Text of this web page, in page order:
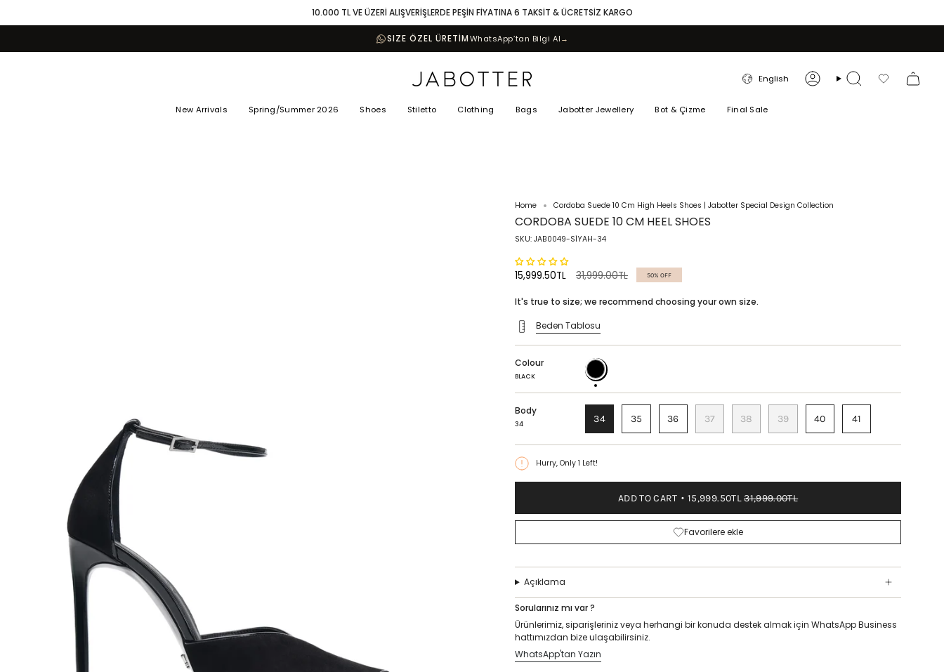
10.000 TL VE ÜZERİ ALIŞVERİŞLERDE PEŞİN FİYATINA 6 TAKSİT & ÜCRETSİZ KARGO
SIZE ÖZEL ÜRETİMWhatsApp’tan Bilgi Al→
LANGUAGE
English AccountSearch Favorilerim
New Arrivals Spring/Summer 2026 Shoes Stiletto Clothing Bags Jabotter Jewellery Bot & Çizme Final Sale
Home Cordoba Suede 10 Cm High Heels Shoes | Jabotter Special Design Collection
CORDOBA SUEDE 10 CM HEEL SHOES
SKU: JAB0049-SİYAH-34
15,999.50TL
Regular
31,999.00TL 50% OFF
It's true to size; we recommend choosing your own size.
Beden Tablosu
Colour
BLACK
BLACK
Body
34 34 35 36 37 38 39 40 41
Hurry, Only 1 Left!
ADD TO CART 15,999.50TL31,999.00TL
Favorilere ekle
Açıklama
Sorularınız mı var ?
Ürünlerimiz, siparişleriniz veya herhangi bir konuda destek almak için WhatsApp Business
hattımızdan bize ulaşabilirsiniz.
WhatsApp'tan Yazın